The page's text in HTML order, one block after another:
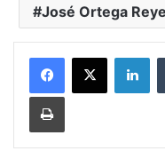
José Ortega
Imprimir